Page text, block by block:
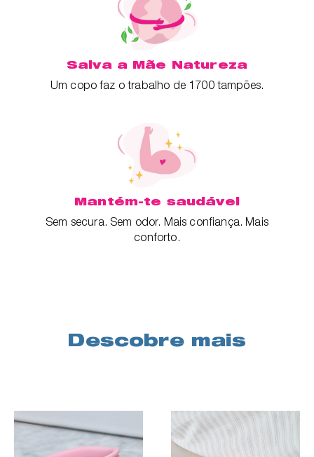
Salva a Mãe Natureza
Um copo faz o trabalho de 1700 tampões.
Mantém-te saudável
Sem secura. Sem odor. Mais confiança. Mais
conforto.
Descobre mais